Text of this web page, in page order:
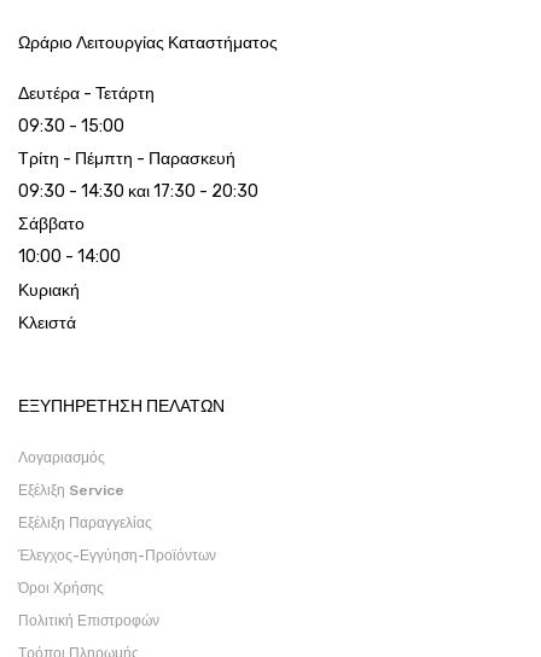
Ωράριο Λειτουργίας Καταστήματος
Δευτέρα - Τετάρτη
09:30 - 15:00
Τρίτη - Πέμπτη - Παρασκευή
09:30 - 14:30 και 17:30 - 20:30
Σάββατο
10:00 - 14:00
Κυριακή
Κλειστά
ΕΞΥΠΗΡΕΤΗΣΗ ΠΕΛΑΤΩΝ
Λογαριασμός
Εξέλιξη Service
Εξέλιξη Παραγγελίας
Έλεγχος-Εγγύηση-Προϊόντων
Όροι Χρήσης
Πολιτική Επιστροφών
Τρόποι Πληρωμής